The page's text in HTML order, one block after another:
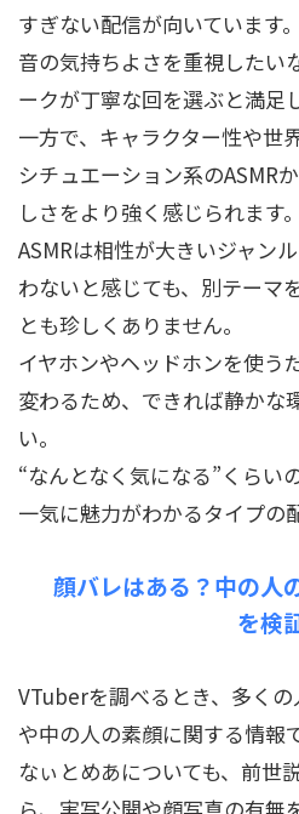
すぎない配信が向いています。
音の気持ちよさを重視したい
ークが丁寧な回を選ぶと満足
一方で、キャラクター性や世
シチュエーション系のASMR
しさをより強く感じられます。
ASMRは相性が大きいジャン
わないと感じても、別テーマ
とも珍しくありません。
イヤホンやヘッドホンを使う
変わるため、できれば静かな
い。
“なんとなく気になる”くらい
一気に魅力がわかるタイプの
顔バレはある？中の人
を検
VTuberを調べるとき、多く
や中の人の素顔に関する情報で
なぃとめあについても、前世